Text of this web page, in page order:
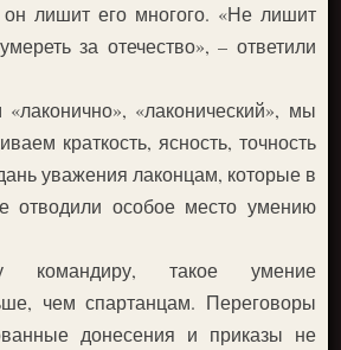
он лишит его многого. «Не лишит
за отечество», – ответили
«лаконический», мы
краткость, ясность, точность
уважения лаконцам, которые в
отводили особое место умению
командиру, такое умение
чем спартанцам. Переговоры
донесения и приказы не